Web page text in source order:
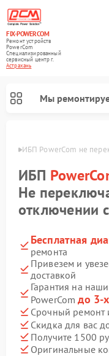
FIX-POWERCOM
Ремонт устройств
PowerCom
Специализированный
cервисный центр г.
Астрахань
Мы
ИБП PowerCom не
ИБП
Не
отключении
Бесплатная
ремонта
Привезем и
доставкой
Гарантия на
PowerComдо 3-
Срочный ремонт
Скидка для вас
Получите 1500
Оригинальные